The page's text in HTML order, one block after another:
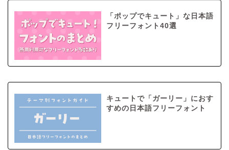
「ポップでキュート」な日本語
フリーフォント40選
キュートで「ガーリー」におす
すめの日本語フリーフォント